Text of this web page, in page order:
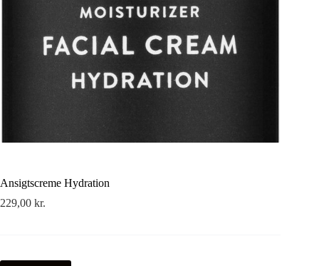
Ansigtscreme Hydration
229,00 kr.